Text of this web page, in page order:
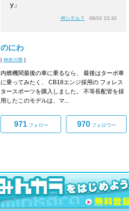
y」
何シテル？ 08/02 23:32
のにわ
[ 神奈川県 ]
内燃機関最後の車に乗るなら、 最後はターボ車
に乗ってみたく、 CB18エンジ採用の フォレス
タースポーツを購入しました。 不等長配管を採
用したこのモデルは、マ...
971フォロー 970フォロワー